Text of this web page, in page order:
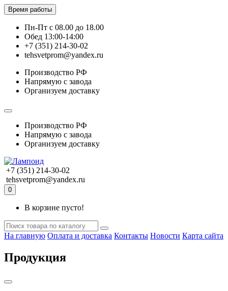
Время работы
Пн-Пт с 08.00 до 18.00
Обед 13:00-14:00
+7 (351) 214-30-02
tehsvetprom@yandex.ru
Производство РФ
Напрямую с завода
Организуем доставку
Производство РФ
Напрямую с завода
Организуем доставку
+7 (351) 214-30-02
tehsvetprom@yandex.ru
0
В корзине пусто!
На главную Оплата и доставка Контакты Новости Карта сайта
Продукция